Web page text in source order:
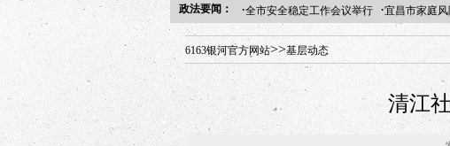
政法要闻： ·全市安全稳定工作会议举行 ·宜昌市家庭
年“招才兴业”事业单位人才引进·北京站人民
6163银河官方网站>>基层动态
清江